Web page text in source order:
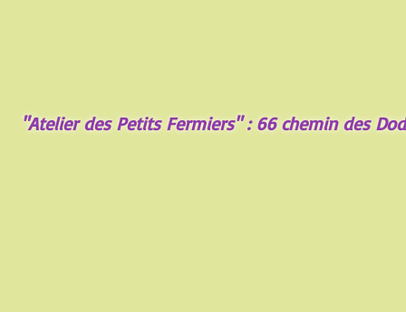
"Atelier des Petits Fermiers" : 66 chemin